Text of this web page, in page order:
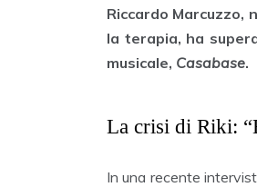
Riccardo Marcuzzo,
la terapia, ha
musicale, Casabase.
La crisi di Riki:
In una recente